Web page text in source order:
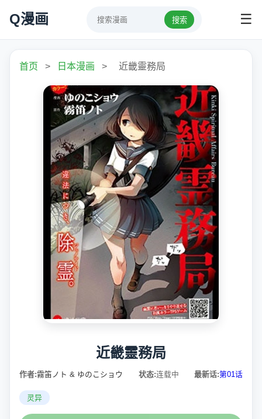
Q漫画 搜索 ☰
首页 > 日本漫画 > 近畿靈務局
近畿靈務局
作者:霧笛ノト & ゆのこショウ 状态:连载中 最新话:第01话
灵异